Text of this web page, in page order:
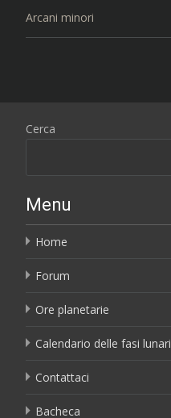
Arcani minori
Cerca
Menu
Home
Forum
Ore planetarie
Calendario delle fasi lunari
Contattaci
Bacheca